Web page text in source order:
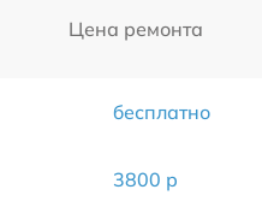
Цена ремонта
бесплатно
3800 р